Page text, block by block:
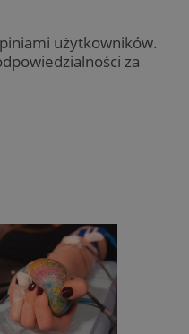
użytkowników.
za